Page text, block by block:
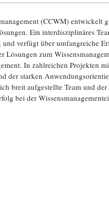
(CCWM) entwickelt
Ein interdisziplinäres
verfügt über umfangreiche
Lösungen zum
In zahlreichen Projekten
der starken
breit aufgestellte Team und
bei der